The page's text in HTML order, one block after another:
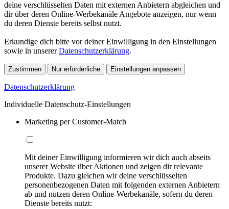
deine verschlüsselten Daten mit externen Anbietern abgleichen und
dir über deren Online-Werbekanäle Angebote anzeigen, nur wenn
du deren Dienste bereits selbst nutzt.
Erkundige dich bitte vor deiner Einwilligung in den Einstellungen
sowie in unsererDatenschutzerklärung.
Zustimmen Nur erforderliche Einstellungen anpassen
Datenschutzerklärung
Individuelle Datenschutz-Einstellungen
Marketing per Customer-Match
Mit deiner Einwilligung informieren wir dich auch abseits
unserer Website über Aktionen und zeigen dir relevante
Produkte. Dazu gleichen wir deine verschlüsselten
personenbezogenen Daten mit folgenden externen Anbietern
ab und nutzen deren Online-Werbekanäle, sofern du deren
Dienste bereits nutzt: